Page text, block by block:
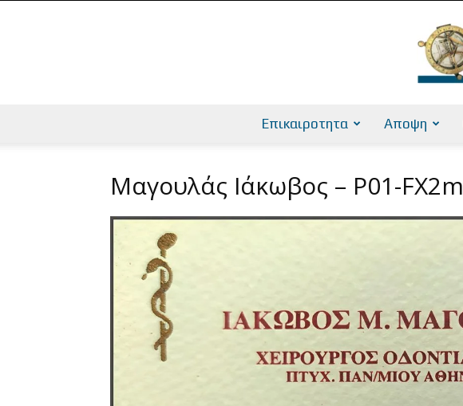
Επικαιροτητα Αποψη
Μαγουλάς Ιάκωβος – P01-FX2m